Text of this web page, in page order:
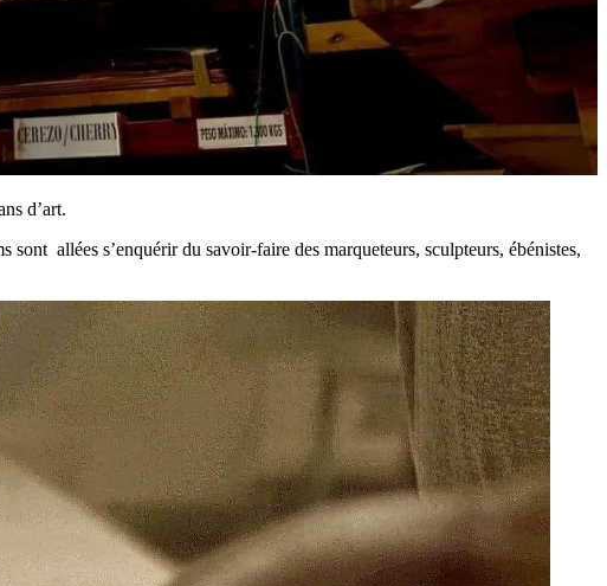
d’art.
allées s’enquérir du savoir-faire des marqueteurs, sculpteurs, ébénistes,